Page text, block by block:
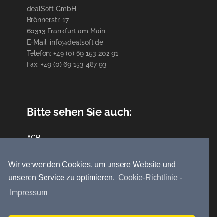
dealSoft GmbH
Brönnerstr. 17
60313 Frankfurt am Main
E-Mail: info@dealsoft.de
Telefon: +49 (0) 69 153 202 91
Fax: +49 (0) 69 153 487 93
Bitte sehen Sie auch:
AGB
Impressum
Wir verwenden Cookies, um unsere Website und
unseren Service zu optimieren. Cookie-Richtlinie -
Impressum